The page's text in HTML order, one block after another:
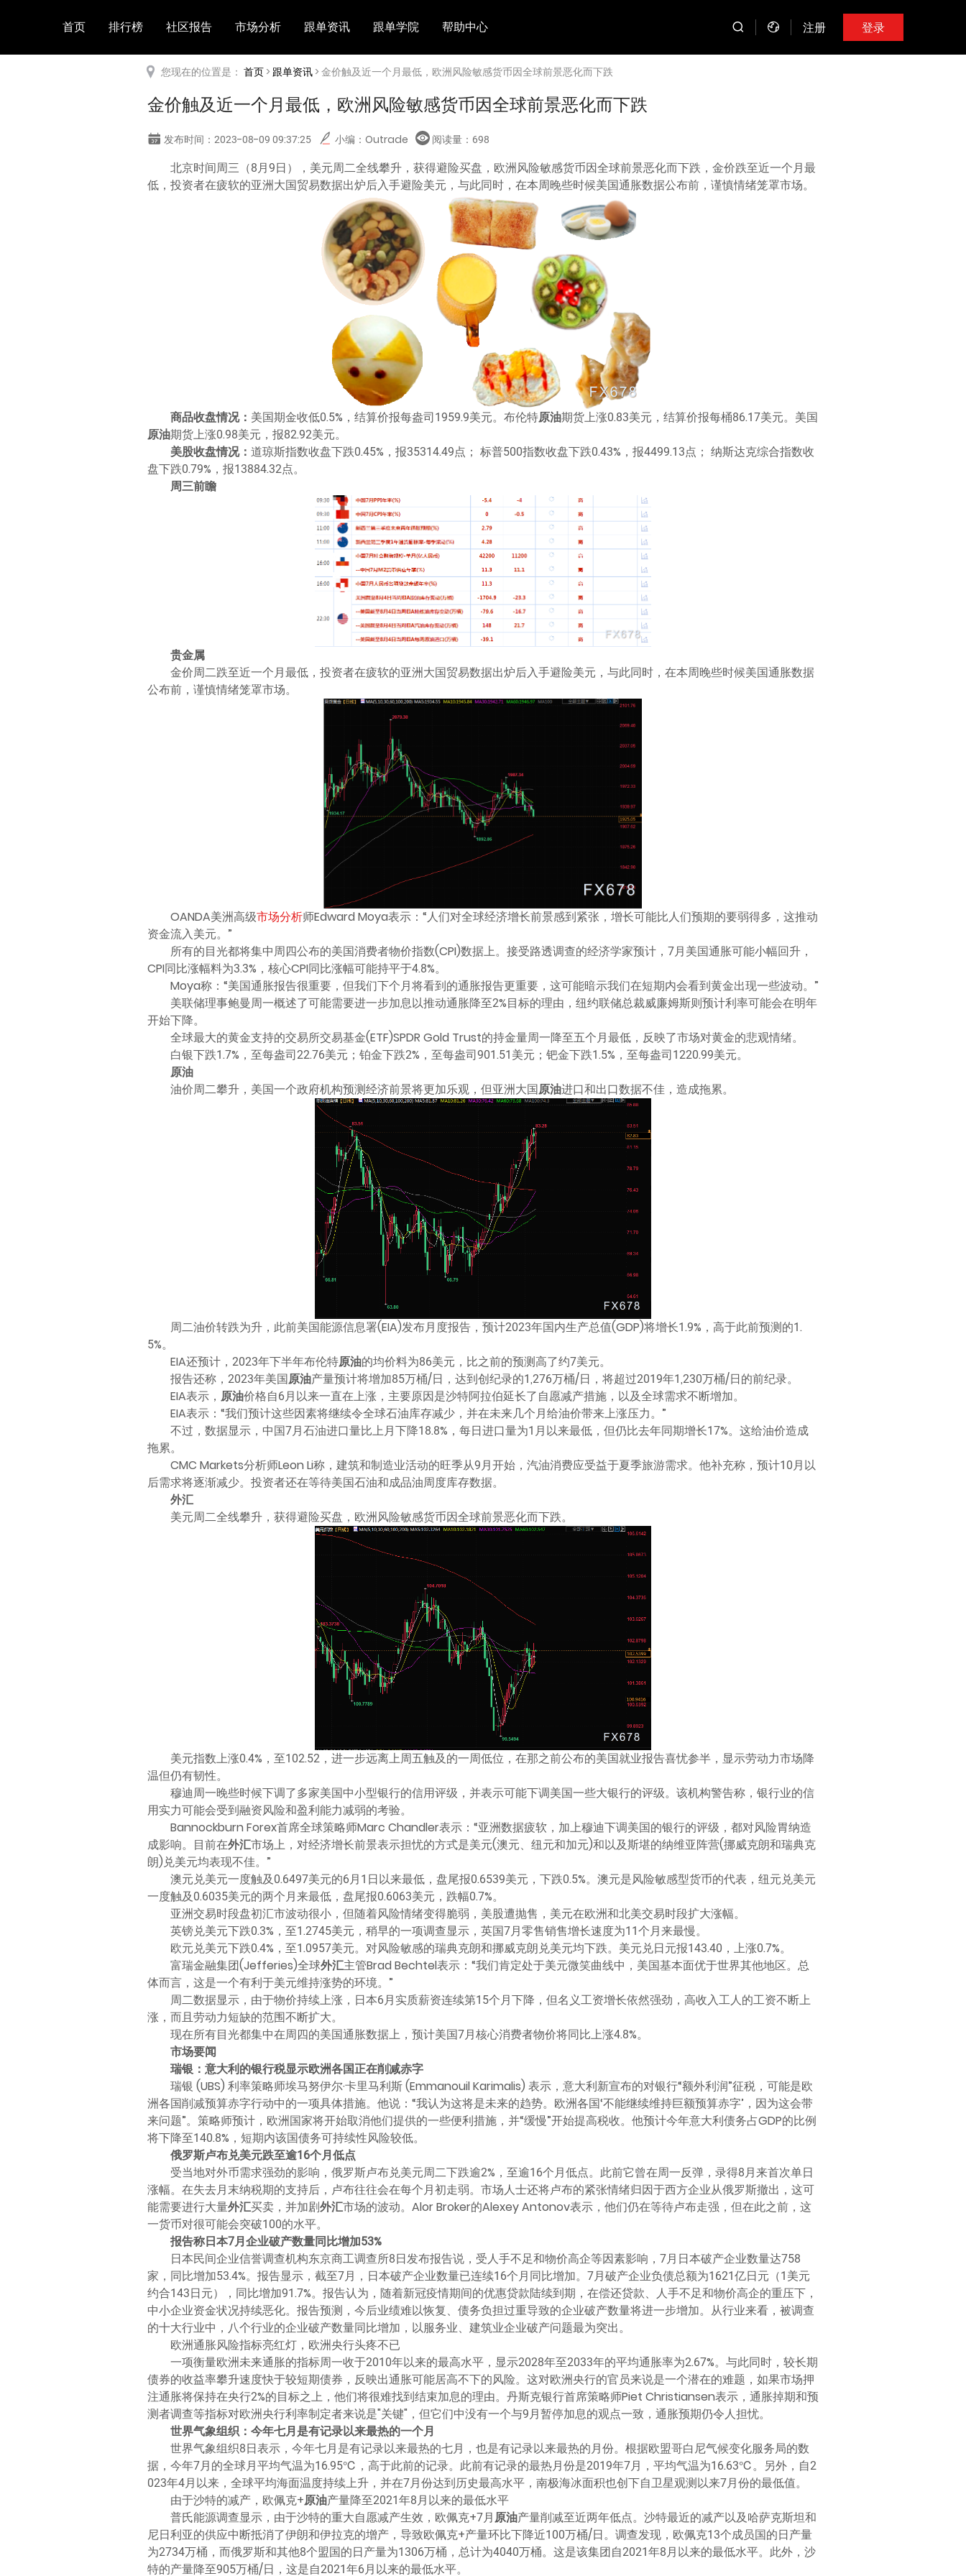
首页 排行榜 社区报告 市场分析 跟单资讯 跟单学院 帮助中心 注册 登录
您现在的位置是： 首页>跟单资讯> 金价触及近一个月最低，欧洲风险敏感货币因全球前景恶化而下跌
金价触及近一个月最低，欧洲风险敏感货币因全球前景恶化而下跌
发布时间：2023-08-09 09:37:25 小编：Outrade 阅读量： 698
北京时间周三（8月9日），美元周二全线攀升，获得避险买盘，欧洲风险敏感货币因全球前景恶化而下跌，金价跌至近一个月最
低，投资者在疲软的亚洲大国贸易数据出炉后入手避险美元，与此同时，在本周晚些时候美国通胀数据公布前，谨慎情绪笼罩市场。
商品收盘情况： 美国期金收低0.5%，结算价报每盎司1959.9美元。布伦特原油期货上涨0.83美元，结算价报每桶86.17美元。美国
原油期货上涨0.98美元，报82.92美元。
美股收盘情况： 道琼斯指数收盘下跌0.45%，报35314.49点； 标普500指数收盘下跌0.43%，报4499.13点； 纳斯达克综合指数收
盘下跌0.79%，报13884.32点。
周三前瞻
贵金属
金价周二跌至近一个月最低，投资者在疲软的亚洲大国贸易数据出炉后入手避险美元，与此同时，在本周晚些时候美国通胀数据
公布前，谨慎情绪笼罩市场。
OANDA美洲高级市场分析师Edward Moya表示：“人们对全球经济增长前景感到紧张，增长可能比人们预期的要弱得多，这推动
资金流入美元。”
所有的目光都将集中周四公布的美国消费者物价指数(CPI)数据上。接受路透调查的经济学家预计，7月美国通胀可能小幅回升，
CPI同比涨幅料为3.3%，核心CPI同比涨幅可能持平于4.8%。
Moya称：“美国通胀报告很重要，但我们下个月将看到的通胀报告更重要，这可能暗示我们在短期内会看到黄金出现一些波动。”
美联储理事鲍曼周一概述了可能需要进一步加息以推动通胀降至2%目标的理由，纽约联储总裁威廉姆斯则预计利率可能会在明年
开始下降。
全球最大的黄金支持的交易所交易基金(ETF)SPDR Gold Trust的持金量周一降至五个月最低，反映了市场对黄金的悲观情绪。
白银下跌1.7%，至每盎司22.76美元；铂金下跌2%，至每盎司901.51美元；钯金下跌1.5%，至每盎司1220.99美元。
原油
油价周二攀升，美国一个政府机构预测经济前景将更加乐观，但亚洲大国原油进口和出口数据不佳，造成拖累。
周二油价转跌为升，此前美国能源信息署(EIA)发布月度报告，预计2023年国内生产总值(GDP)将增长1.9%，高于此前预测的1.
5%。
EIA还预计，2023年下半年布伦特原油的均价料为86美元，比之前的预测高了约7美元。
报告还称，2023年美国原油产量预计将增加85万桶/日，达到创纪录的1,276万桶/日，将超过2019年1,230万桶/日的前纪录。
EIA表示， 原油价格自6月以来一直在上涨，主要原因是沙特阿拉伯延长了自愿减产措施，以及全球需求不断增加。
EIA表示：“我们预计这些因素将继续令全球石油库存减少，并在未来几个月给油价带来上涨压力。”
不过，数据显示，中国7月石油进口量比上月下降18.8%，每日进口量为1月以来最低，但仍比去年同期增长17%。这给油价造成
拖累。
CMC Markets分析师Leon Li称，建筑和制造业活动的旺季从9月开始，汽油消费应受益于夏季旅游需求。他补充称，预计10月以
后需求将逐渐减少。投资者还在等待美国石油和成品油周度库存数据。
外汇
美元周二全线攀升，获得避险买盘，欧洲风险敏感货币因全球前景恶化而下跌。
美元指数上涨0.4%，至102.52，进一步远离上周五触及的一周低位，在那之前公布的美国就业报告喜忧参半，显示劳动力市场降
温但仍有韧性。
穆迪周一晚些时候下调了多家美国中小型银行的信用评级，并表示可能下调美国一些大银行的评级。该机构警告称，银行业的信
用实力可能会受到融资风险和盈利能力减弱的考验。
Bannockburn Forex首席全球策略师Marc Chandler表示：“亚洲数据疲软，加上穆迪下调美国的银行的评级，都对风险胃纳造
成影响。目前在外汇市场上，对经济增长前景表示担忧的方式是美元(澳元、纽元和加元)和以及斯堪的纳维亚阵营(挪威克朗和瑞典克
朗)兑美元均表现不佳。”
澳元兑美元一度触及0.6497美元的6月1日以来最低，盘尾报0.6539美元，下跌0.5%。澳元是风险敏感型货币的代表，纽元兑美元
一度触及0.6035美元的两个月来最低，盘尾报0.6063美元，跌幅0.7%。
亚洲交易时段盘初汇市波动很小，但随着风险情绪变得脆弱，美股遭抛售，美元在欧洲和北美交易时段扩大涨幅。
英镑兑美元下跌0.3%，至1.2745美元，稍早的一项调查显示，英国7月零售销售增长速度为11个月来最慢。
欧元兑美元下跌0.4%，至1.0957美元。对风险敏感的瑞典克朗和挪威克朗兑美元均下跌。美元兑日元报143.40，上涨0.7%。
富瑞金融集团(Jefferies)全球外汇主管Brad Bechtel表示：“我们肯定处于美元微笑曲线中，美国基本面优于世界其他地区。总
体而言，这是一个有利于美元维持涨势的环境。”
周二数据显示，由于物价持续上涨，日本6月实质薪资连续第15个月下降，但名义工资增长依然强劲，高收入工人的工资不断上
涨，而且劳动力短缺的范围不断扩大。
现在所有目光都集中在周四的美国通胀数据上，预计美国7月核心消费者物价将同比上涨4.8%。
市场要闻
瑞银：意大利的银行税显示欧洲各国正在削减赤字
瑞银 (UBS) 利率策略师埃马努伊尔·卡里马利斯 (Emmanouil Karimalis) 表示，意大利新宣布的对银行“额外利润”征税，可能是欧
洲各国削减预算赤字行动中的一项具体措施。他说：“我认为这将是未来的趋势。欧洲各国‘不能继续维持巨额预算赤字’，因为这会带
来问题”。策略师预计，欧洲国家将开始取消他们提供的一些便利措施，并“缓慢”开始提高税收。他预计今年意大利债务占GDP的比例
将下降至140.8%，短期内该国债务可持续性风险较低。
俄罗斯卢布兑美元跌至逾16个月低点
受当地对外币需求强劲的影响，俄罗斯卢布兑美元周二下跌逾2%，至逾16个月低点。此前它曾在周一反弹，录得8月来首次单日
涨幅。在失去月末纳税期的支持后，卢布往往会在每个月初走弱。市场人士还将卢布的紧张情绪归因于西方企业从俄罗斯撤出，这可
能需要进行大量外汇买卖，并加剧外汇市场的波动。Alor Broker的Alexey Antonov表示，他们仍在等待卢布走强，但在此之前，这
一货币对很可能会突破100的水平。
报告称日本7月企业破产数量同比增加53%
日本民间企业信誉调查机构东京商工调查所8日发布报告说，受人手不足和物价高企等因素影响，7月日本破产企业数量达758
家，同比增加53.4%。报告显示，截至7月，日本破产企业数量已连续16个月同比增加。7月破产企业负债总额为1621亿日元（1美元
约合143日元），同比增加91.7%。报告认为，随着新冠疫情期间的优惠贷款陆续到期，在偿还贷款、人手不足和物价高企的重压下，
中小企业资金状况持续恶化。报告预测，今后业绩难以恢复、债务负担过重导致的企业破产数量将进一步增加。从行业来看，被调查
的十大行业中，八个行业的企业破产数量同比增加，以服务业、建筑业企业破产问题最为突出。
欧洲通胀风险指标亮红灯，欧洲央行头疼不已
一项衡量欧洲未来通胀的指标周一收于2010年以来的最高水平，显示2028年至2033年的平均通胀率为2.67%。与此同时，较长期
债券的收益率攀升速度快于较短期债券，反映出通胀可能居高不下的风险。这对欧洲央行的官员来说是一个潜在的难题，如果市场押
注通胀将保持在央行2%的目标之上，他们将很难找到结束加息的理由。丹斯克银行首席策略师Piet Christiansen表示，通胀掉期和预
测者调查等指标对欧洲央行利率制定者来说是"关键"，但它们中没有一个与9月暂停加息的观点一致，通胀预期仍令人担忧。
世界气象组织：今年七月是有记录以来最热的一个月
世界气象组织8日表示，今年七月是有记录以来最热的七月，也是有记录以来最热的月份。根据欧盟哥白尼气候变化服务局的数
据，今年7月的全球月平均气温为16.95℃，高于此前的记录。此前有记录的最热月份是2019年7月，平均气温为16.63℃。另外，自2
023年4月以来，全球平均海面温度持续上升，并在7月份达到历史最高水平，南极海冰面积也创下自卫星观测以来7月份的最低值。
由于沙特的减产，欧佩克+原油产量降至2021年8月以来的最低水平
普氏能源调查显示，由于沙特的重大自愿减产生效，欧佩克+7月原油产量削减至近两年低点。沙特最近的减产以及哈萨克斯坦和
尼日利亚的供应中断抵消了伊朗和伊拉克的增产，导致欧佩克+产量环比下降近100万桶/日。调查发现，欧佩克13个成员国的日产量
为2734万桶，而俄罗斯和其他8个盟国的日产量为1306万桶，总计为4040万桶。这是该集团自2021年8月以来的最低水平。此外，沙
特的产量降至905万桶/日，这是自2021年6月以来的最低水平。